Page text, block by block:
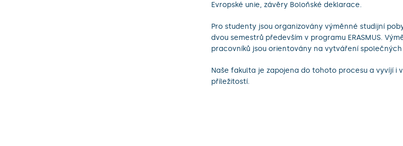
Evropské unie, závěry Boloňské deklarace.
Pro studenty jsou organizovány výměnné studijní
dvou semestrů především v programu ERASMUS.
pracovníků jsou orientovány na vytváření
Naše fakulta je zapojena do tohoto procesu a vyvíjí i
příležitostí.